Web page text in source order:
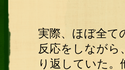
実際、ほぼ全て
反応をしながら
り返していた